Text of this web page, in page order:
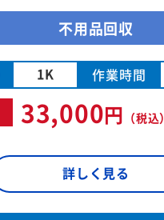
不用品回収
1K 作業時間
33,000円 （税込）
詳しく見る